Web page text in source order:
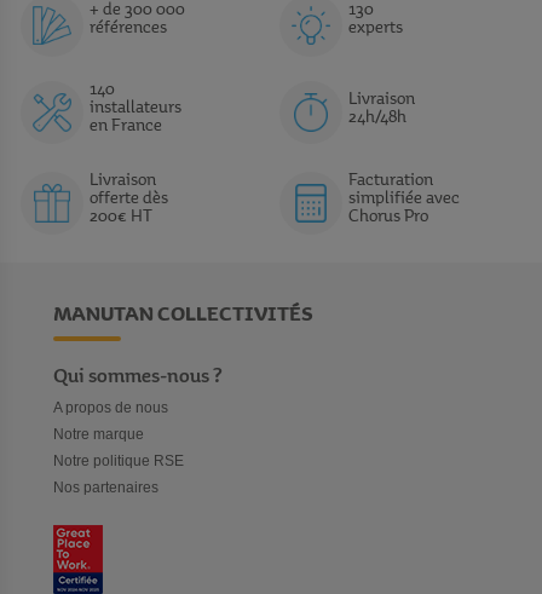
+ de 300 000
références
130
experts
140
installateurs
en France
Livraison
24h/48h
Livraison
offerte dès
200€ HT
Facturation
simplifiée avec
Chorus Pro
MANUTAN COLLECTIVITÉS
Qui sommes-nous ?
A propos de nous
Notre marque
Notre politique RSE
Nos partenaires